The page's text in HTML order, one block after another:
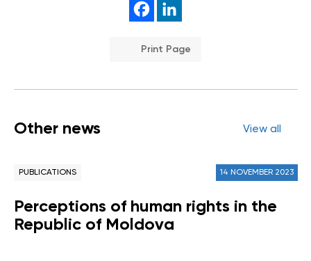
Print Page
Other news View all
PUBLICATIONS 14 NOVEMBER 2023
Perceptions of human rights in the
Republic of Moldova